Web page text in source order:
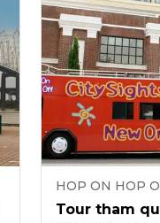
HOP ON HOP
Tour tham